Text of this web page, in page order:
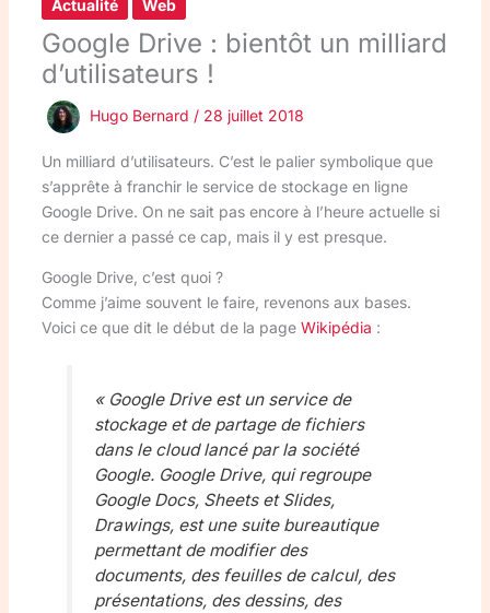
Actualité Web
Google Drive : bientôt un milliard
d’utilisateurs !
Hugo Bernard / 28 juillet 2018
Un milliard d’utilisateurs. C’est le palier symbolique que
s’apprête à franchir le service de stockage en ligne
Google Drive. On ne sait pas encore à l’heure actuelle si
ce dernier a passé ce cap, mais il y est presque.
Google Drive, c’est quoi ?
Comme j’aime souvent le faire, revenons aux bases.
Voici ce que dit le début de la page Wikipédia :
« Google Drive est un service de
stockage et de partage de fichiers
dans le cloud lancé par la société
Google. Google Drive, qui regroupe
Google Docs, Sheets et Slides,
Drawings, est une suite bureautique
permettant de modifier des
documents, des feuilles de calcul, des
présentations, des dessins, des